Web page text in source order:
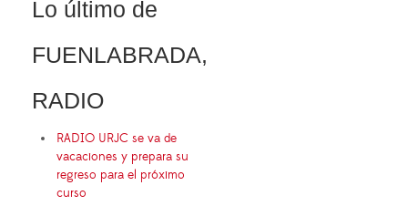
Lo último de
FUENLABRADA,
RADIO
RADIO URJC se va de
vacaciones y prepara su
regreso para el próximo
curso